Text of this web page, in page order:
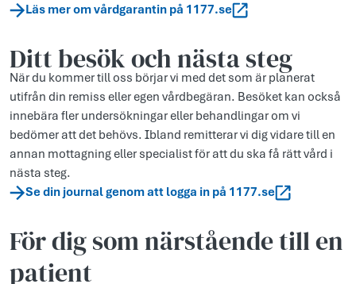
Läs mer om vårdgarantin på 1177.se
Ditt besök och nästa steg
När du kommer till oss börjar vi med det som är planerat
utifrån din remiss eller egen vårdbegäran. Besöket kan också
innebära fler undersökningar eller behandlingar om vi
bedömer att det behövs. Ibland remitterar vi dig vidare till en
annan mottagning eller specialist för att du ska få rätt vård i
nästa steg.
Se din journal genom att logga in på 1177.se
För dig som närstående till en
patient